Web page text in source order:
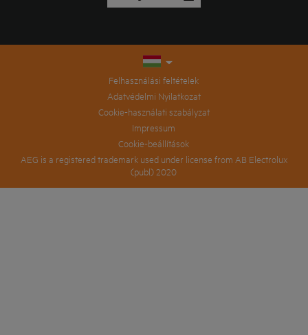
Felhasználási feltételek
Adatvédelmi Nyilatkozat
Cookie-használati szabályzat
Impressum
Cookie-beállítások
AEG is a registered trademark used under license from AB Electrolux
(publ) 2020